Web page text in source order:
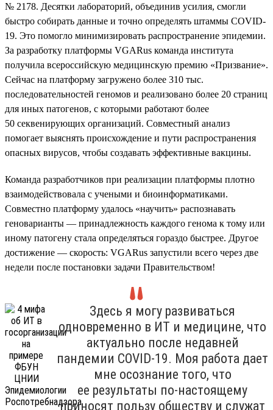
№ 2178. Десятки лабораторий, объединив усилия, смогли
быстро собирать данные и точно определять штаммы COVID-
19. Это помогло минимизировать распространение эпидемии.
За разработку платформы VGARus команда института
получила всероссийскую медицинскую премию «Призвание».
Сейчас на платформу загружено более 310 тыс.
последовательностей геномов и реализовано более 20 страниц
для иных патогенов, с которыми работают более
50 секвенирующих организаций. Совместный анализ
помогает выяснять происхождение и пути распространения
опасных вирусов, чтобы создавать эффективные вакцины.
Команда разработчиков при реализации платформы плотно
взаимодействовала с учеными и биоинформатиками.
Совместно платформу удалось «научить» распознавать
геноварианты — принадлежность каждого генома к тому или
иному патогену стала определяться гораздо быстрее. Другое
достижение — скорость: VGARus запустили всего через две
недели после постановки задачи Правительством!
Здесь я могу развиваться
одновременно в ИТ и медицине, что
актуально после недавней
пандемии COVID-19. Моя работа дает
мне осознание того, что
ее результаты по-настоящему
приносят пользу обществу и служат